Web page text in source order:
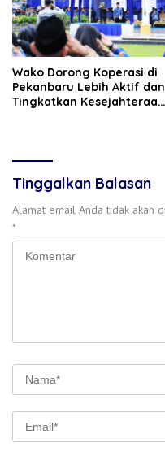
Wako Dorong Koperasi di
Pekanbaru Lebih Aktif dan
Tingkatkan Kesejahteraan
Tinggalkan Balasan
Alamat email Anda tidak akan
*